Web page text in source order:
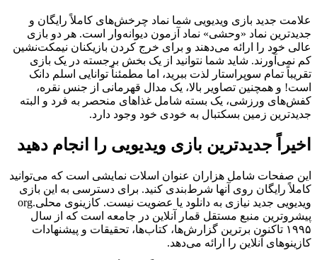
علامت جدید بازی ویدیویی شما نماد چرخش‌های کاملاً رایگان و
جدیدترین نماد «وحشی» نماد آزمون دیوانه‌وار است. هر دو بازی
عالی خود را ارائه می‌دهند و برای خرج کردن بازیکنان نیمکت‌نشین
کم نمی‌آورند. شاید شما نتوانید از یک بخش برجسته در یک بازی
تقریباً تمام سوپراستار لذت ببرید، اما مطمئناً توانایی اسلم دانک
است! و همچنین تصاویر بالا، یک مدال قهرمانی از جنس نقره،
کفش‌های ورزشی، یک بسته شامل غذاهای منحصر به فرد و البته
جدیدترین زمین بسکتبال به خودی خود وجود دارد.
اخیراً جدیدترین بازی ویدیویی را انجام دهید
این صفحات شامل هزاران عنوان اسلات نمایشی است که می‌توانید
کاملاً رایگان روی آنها شرط‌بندی کنید. برای دسترسی به این بازی
ویدیویی جدید نیازی به دانلود یا عضویت نیست. کازینوی محلی.org
پیشروترین منبع مستقل قمار آنلاین در جامعه است که از سال
۱۹۹۵ تاکنون برترین گزارش‌ها، کتاب‌ها، تحقیقات و پیشنهادات
کازینوهای آنلاین را ارائه می‌دهد.